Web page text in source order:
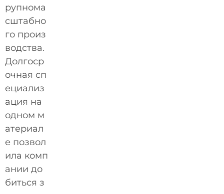
рупнома
сштабно
го произ
водства.
Долгоср
очная сп
ециализ
ация на
одном м
атериал
е позвол
ила комп
ании до
биться з